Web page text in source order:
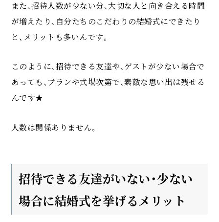
また、招待人数が少ない分、大切な人と向き合える時間
が増えたり、自分たちのこだわりの結婚式にできたり
と、メリットも多いんです。
このように、招待できる友達や、ゲストが少ない場合で
あっても、プランや式場次第で、素敵な思い出は残せる
んです★
人数は関係ありません。
招待できる友達がいない・少ない
場合に結婚式を挙げるメリット